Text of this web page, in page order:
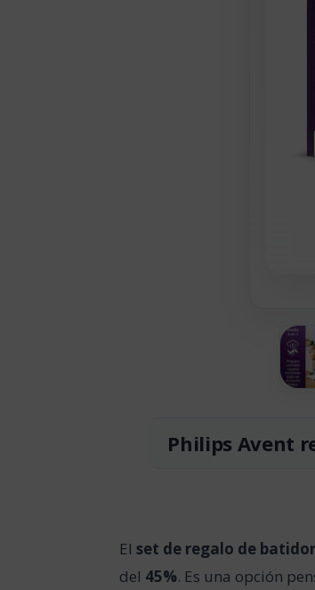
Philips Avent
Elset de regalo de
del 45%. Es una opción